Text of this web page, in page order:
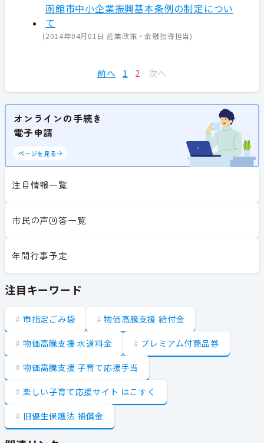
函館市中小企業振興基本条例の制定につい
て
(2014年04月01日 産業政策・金融指導担当)
前へ 1 2 次へ
オンラインの手続き
電子申請
ページを見る
注目情報一覧
市民の声回答一覧
年間行事予定
注目キーワード
市指定ごみ袋 物価高騰支援 給付金
物価高騰支援 水道料金 プレミアム付商品券
物価高騰支援 子育て応援手当
楽しい子育て応援サイト はこすく
旧優生保護法 補償金